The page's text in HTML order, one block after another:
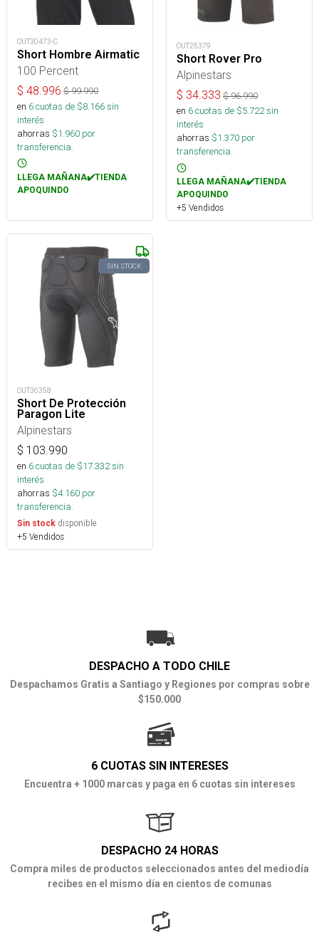
OUT30473-C
Short Hombre Airmatic
100 Percent
$ 48.996 $99.990
en 6cuotas de $8.166sin
interés
ahorras $1.960 por
transferencia.
LLEGA MAÑANA✔️TIENDA
APOQUINDO
OUT25379
Short Rover Pro
Alpinestars
$ 34.333 $96.990
en 6cuotas de $5.722sin
interés
ahorras $1.370 por
transferencia.
LLEGA MAÑANA✔️TIENDA
APOQUINDO
+5 Vendidos
SIN STOCK
OUT36358
Short De Protección
Paragon Lite
Alpinestars
$ 103.990
en 6cuotas de $17.332sin
interés
ahorras $4.160 por
transferencia.
Sin stock disponible
+5 Vendidos
DESPACHO A TODO CHILE
Despachamos Gratis a Santiago y Regiones por compras sobre
$150.000
6 CUOTAS SIN INTERESES
Encuentra + 1000 marcas y paga en 6 cuotas sin intereses
DESPACHO 24 HORAS
Compra miles de productos seleccionados antes del mediodía
recibes en el mismo día en cientos de comunas